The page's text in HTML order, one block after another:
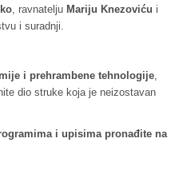
, ravnatelju Mariju Knezoviću i
i suradnji.
i prehrambene tehnologije
dio struke koja je neizostavan
i upisima pronađite na